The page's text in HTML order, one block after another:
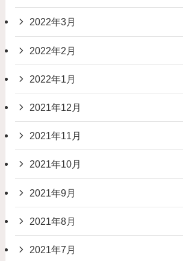
2022年3月
2022年2月
2022年1月
2021年12月
2021年11月
2021年10月
2021年9月
2021年8月
2021年7月